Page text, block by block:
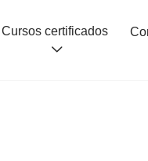
Cursos certificados